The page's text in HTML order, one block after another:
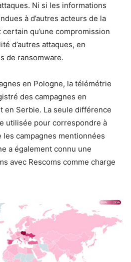
Ni si les informations
à d’autres acteurs de la
qu’une compromission
d’autres attaques, en
de ransomware.
en Pologne, la télémétrie
des campagnes en
en Serbie. La seule différence
utilisée pour correspondre à
campagnes mentionnées
a également connu une
avec Rescoms comme charge